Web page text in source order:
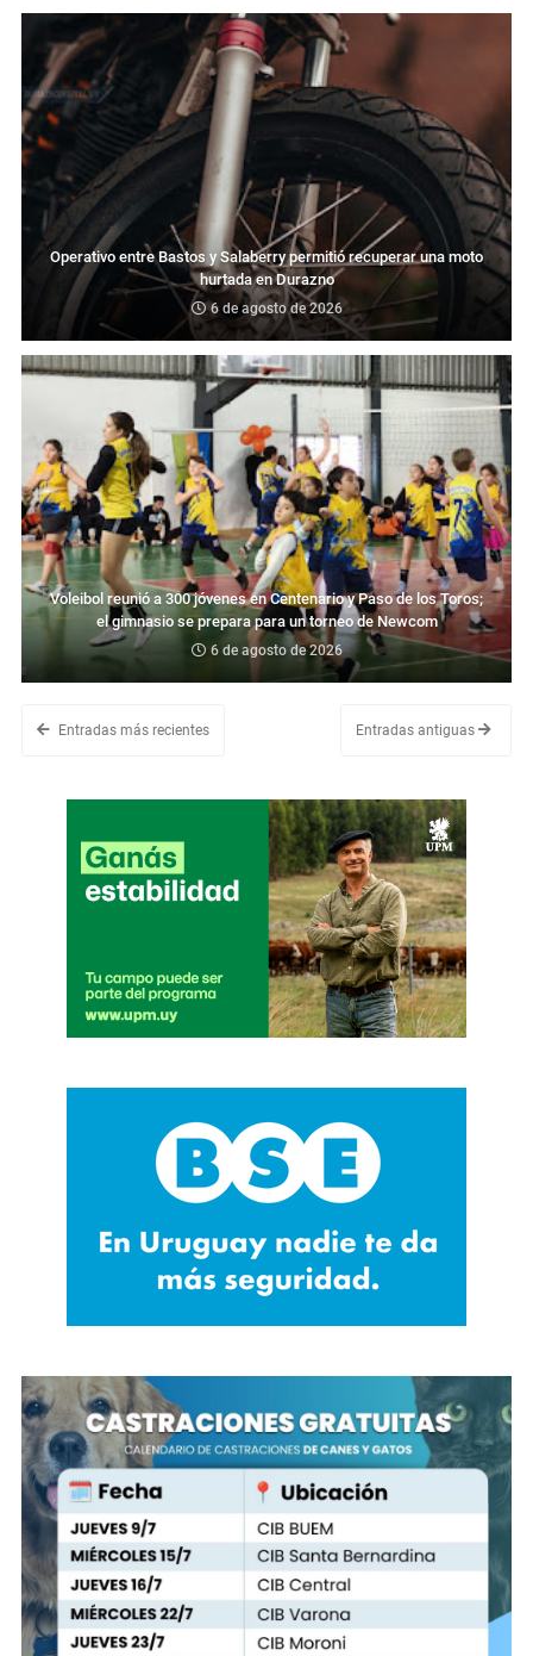
Operativo entre Bastos y Salaberry permitió recuperar una moto
hurtada en Durazno
6 de agosto de 2026
Voleibol reunió a 300 jóvenes en Centenario y Paso de los Toros;
el gimnasio se prepara para un torneo de Newcom
6 de agosto de 2026
Entradas más recientes Entradas antiguas